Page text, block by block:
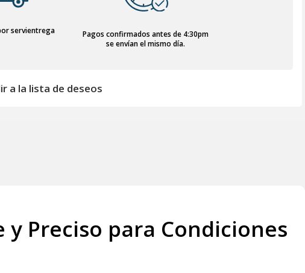
servientrega
Pagos confirmados antes de 4:30pm
se envían el mismo día.
a la lista de deseos
y Preciso para Condiciones